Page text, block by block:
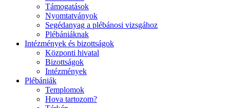
Támogatások
Nyomtatványok
Segédanyag a plébánosi vizsgához
Plébániáknak
Intézmények és bizottságok
Központi hivatal
Bizottságok
Intézmények
Plébániák
Templomok
Hova tartozom?